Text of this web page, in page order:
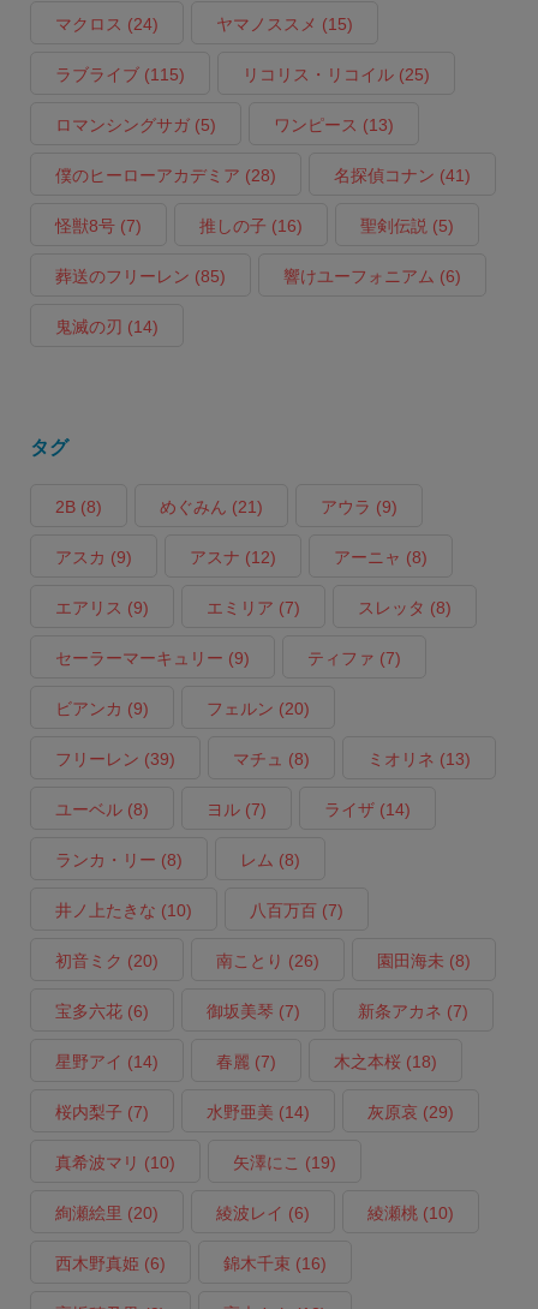
マクロス (24) ヤマノススメ (15)
ラブライブ(115) リコリス・リコイル(25)
ロマンシングサガ(5) ワンピース (13)
僕のヒーローアカデミア (28) 名探偵コナン (41)
怪獣8号(7) 推しの子 (16) 聖剣伝説(5)
葬送のフリーレン (85) 響けユーフォニアム (6)
鬼滅の刃 (14)
タグ
2B(8) めぐみん (21) アウラ (9)
アスカ (9) アスナ (12) アーニャ (8)
エアリス (9) エミリア (7) スレッタ (8)
セーラーマーキュリー (9) ティファ (7)
ビアンカ (9) フェルン (20)
フリーレン (39) マチュ (8) ミオリネ (13)
ユーベル(8) ヨル(7) ライザ(14)
ランカ・リー (8) レム (8)
井ノ上たきな (10) 八百万百(7)
初音ミク (20) 南ことり (26) 園田海未 (8)
宝多六花(6) 御坂美琴 (7) 新条アカネ (7)
星野アイ (14) 春麗(7) 木之本桜(18)
桜内梨子 (7) 水野亜美 (14) 灰原哀 (29)
真希波マリ (10) 矢澤にこ (19)
絢瀬絵里 (20) 綾波レイ (6) 綾瀬桃(10)
西木野真姫 (6) 錦木千束 (16)